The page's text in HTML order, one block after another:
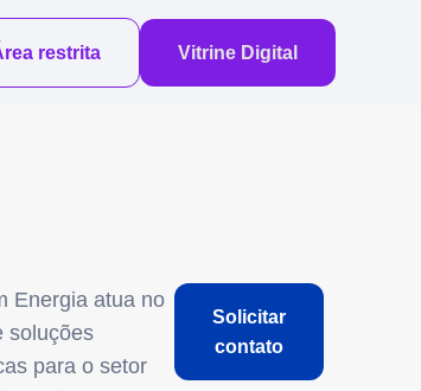
restrita Vitrine Digital
Energia atua no
soluções
para o setor
Solicitar
contato